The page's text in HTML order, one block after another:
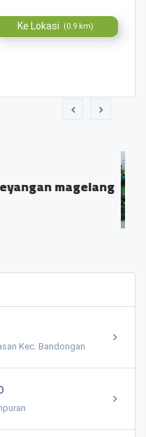
Ke Lokasi (0.9 km)
Gedung
Carikan
Kec. Bandongan